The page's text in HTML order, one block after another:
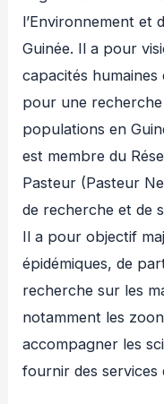
l’Environnement et
Guinée. Il a pour
capacités
pour une recherche
populations en
est membre du
Pasteur (Pasteur
de recherche et de
Il a pour objectif
épidémiques, de
recherche sur les
notamment les
accompagner les
fournir des services